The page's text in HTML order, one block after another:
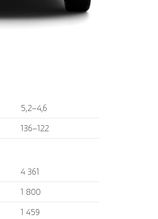
5,2–4,6
136–122
4 361
1 800
1 459